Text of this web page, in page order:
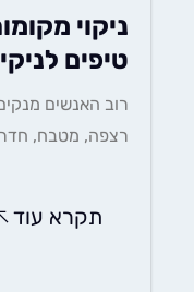
ניקוי מקומות
טיפים לניקיון
רוב האנשים מנקים את
רצפה, מטבח, חדרי
תקרא עוד